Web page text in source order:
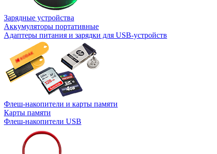
Зарядные устройства
Аккумуляторы портативные
Адаптеры питания и зарядки для USB-устройств
Флеш-накопители и карты памяти
Карты памяти
Флеш-накопители USB